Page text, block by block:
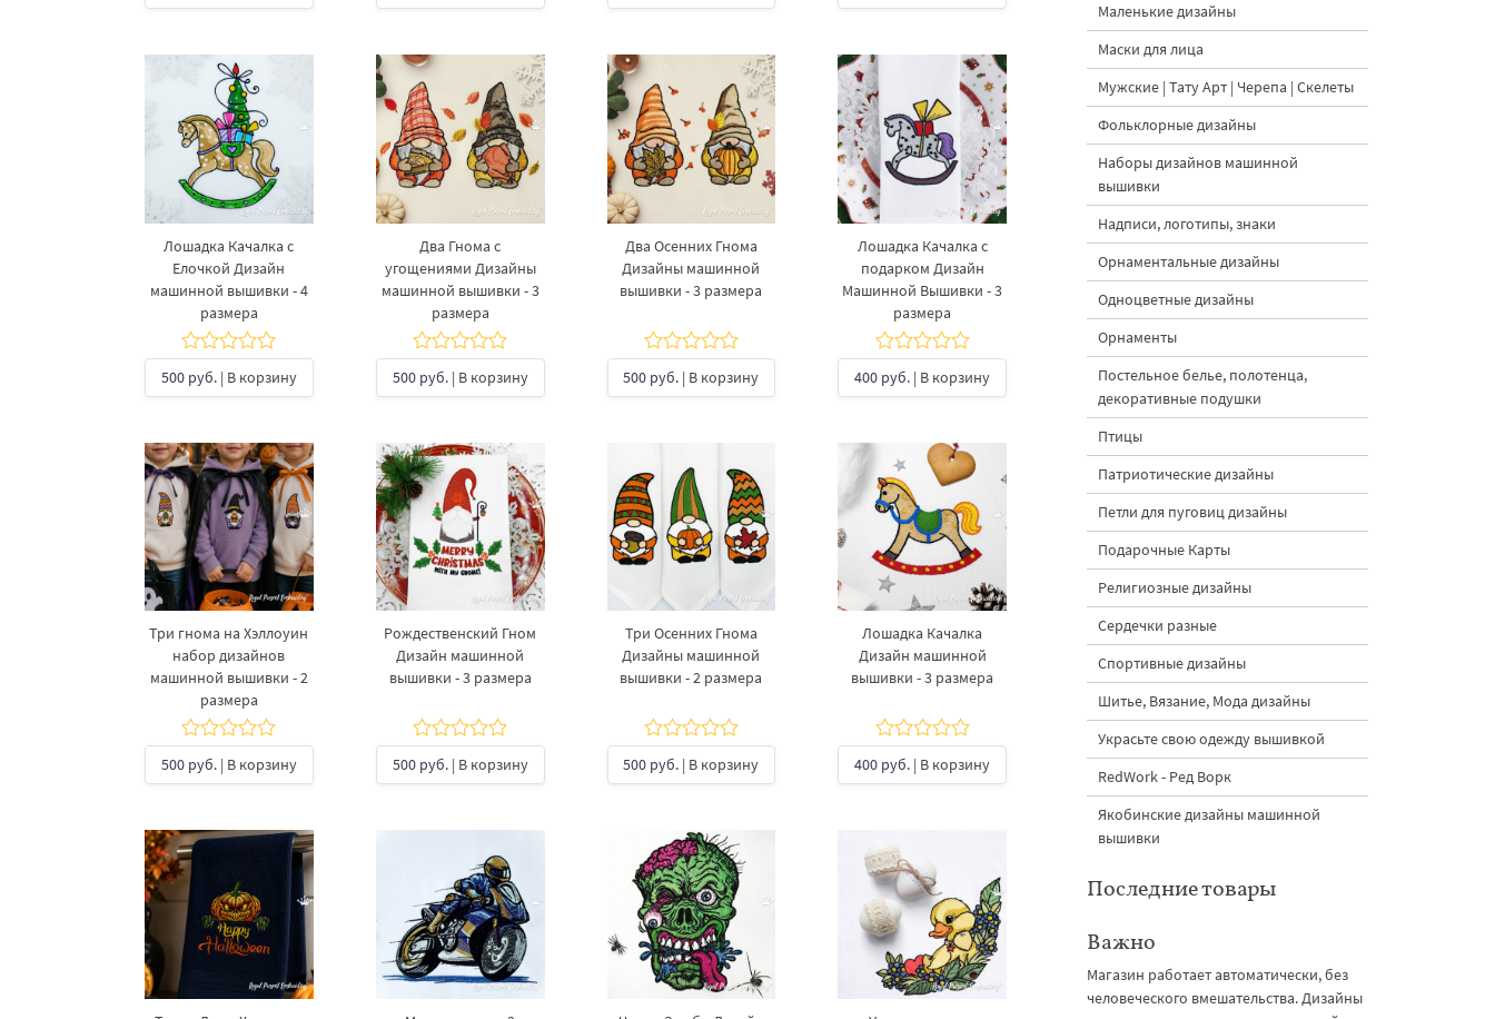
Лошадка Качалка с
Елочкой Дизайн
машинной вышивки - 4
размера
500 руб.| В корзину
Два Гнома с
угощениями Дизайны
машинной вышивки - 3
размера
500 руб.| В корзину
Два Осенних Гнома
Дизайны машинной
вышивки - 3 размера
500 руб. | В корзину
Лошадка Качалка с
подарком Дизайн
Машинной Вышивки - 3
размера
400 руб. | В корзину
Три гнома на Хэллоуин
набор дизайнов
машинной вышивки - 2
размера
500 руб.| В корзину
Рождественский Гном
Дизайн машинной
вышивки - 3 размера
500 руб.| В корзину
Три Осенних Гнома
Дизайны машинной
вышивки - 2 размера
500 руб. | В корзину
Лошадка Качалка
Дизайн машинной
вышивки - 3 размера
400 руб. | В корзину
Маленькие дизайны
Маски для лица
Мужские | Тату Арт | Черепа | Скелеты
Фольклорные дизайны
Наборы дизайнов машинной
вышивки
Надписи, логотипы, знаки
Орнаментальные дизайны
Одноцветные дизайны
Орнаменты
Постельное белье, полотенца,
декоративные подушки
Птицы
Патриотические дизайны
Петли для пуговиц дизайны
Подарочные Карты
Религиозные дизайны
Сердечки разные
Спортивные дизайны
Шитье, Вязание, Мода дизайны
Украсьте свою одежду вышивкой
RedWork - Ред Ворк
Якобинские дизайны машинной
вышивки
Последние товары
Важно
Магазин работает автоматически, без
человеческого вмешательства. Дизайны